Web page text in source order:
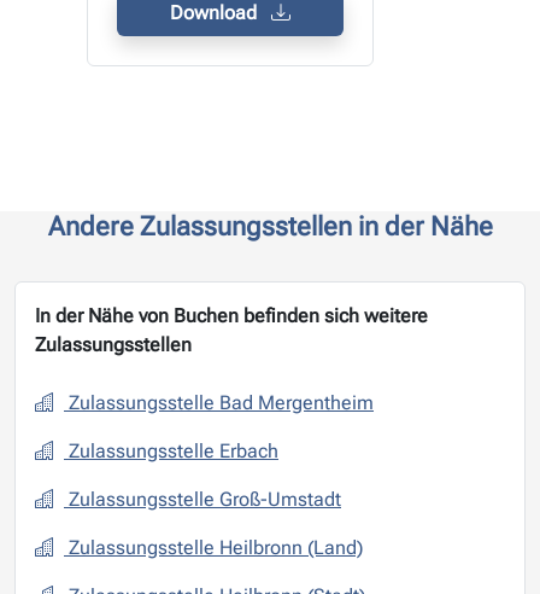
Download
Andere Zulassungsstellen in der Nähe
In der Nähe von Buchen befinden sich weitere
Zulassungsstellen
Zulassungsstelle Bad Mergentheim
Zulassungsstelle Erbach
Zulassungsstelle Groß-Umstadt
Zulassungsstelle Heilbronn (Land)